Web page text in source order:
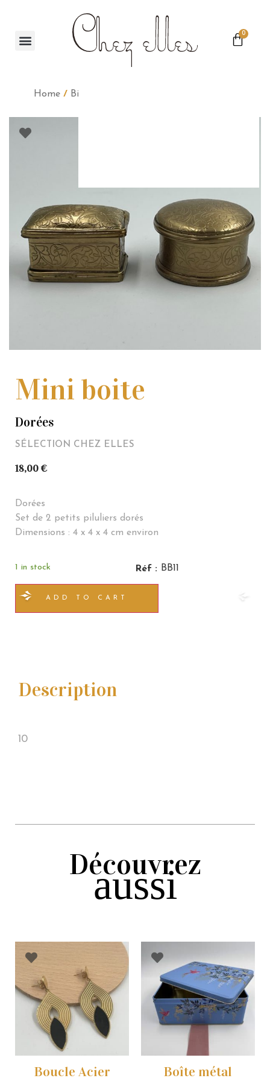
0
Home / Bijoux
Mini boite
Dorées
SÉLECTION CHEZ ELLES
18,00 €
Dorées
Set de 2 petits piluliers dorés
Dimensions : 4 x 4 x 4 cm environ
1 in stock Réf : BB11
ADD TO CART
Description
10
Découvrez
aussi
Boucle Acier Boîte métal